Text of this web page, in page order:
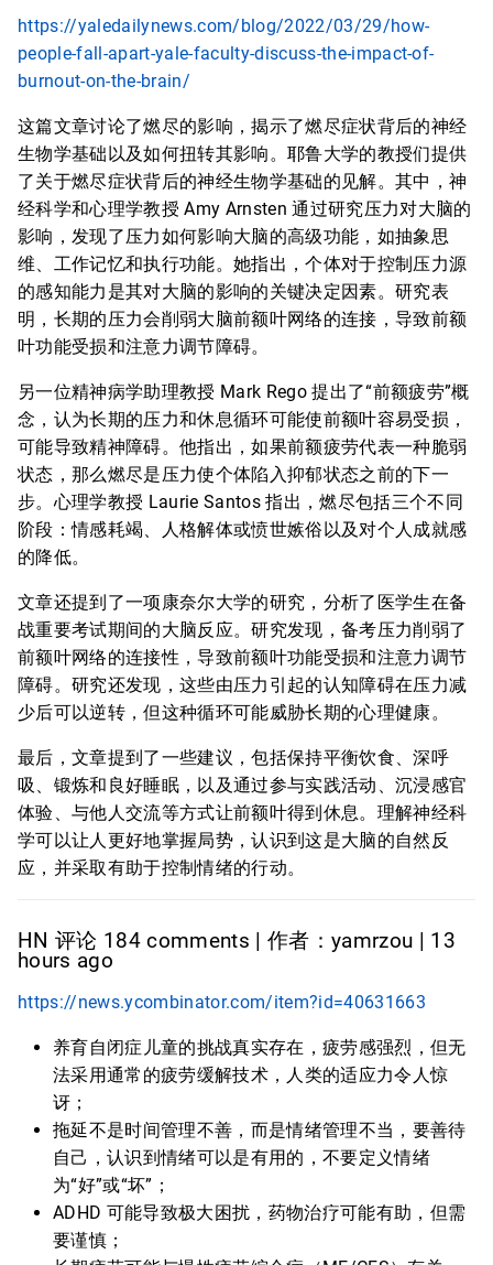
https://yaledailynews.com/blog/2022/03/29/how-
people-fall-apart-yale-faculty-discuss-the-impact-of-
burnout-on-the-brain/
这篇文章讨论了燃尽的影响，揭示了燃尽症状背后的神经
生物学基础以及如何扭转其影响。耶鲁大学的教授们提供
了关于燃尽症状背后的神经生物学基础的见解。其中，神
经科学和心理学教授 Amy Arnsten 通过研究压力对大脑的
影响，发现了压力如何影响大脑的高级功能，如抽象思
维、工作记忆和执行功能。她指出，个体对于控制压力源
的感知能力是其对大脑的影响的关键决定因素。研究表
明，长期的压力会削弱大脑前额叶网络的连接，导致前额
叶功能受损和注意力调节障碍。
另一位精神病学助理教授 Mark Rego 提出了“前额疲劳”概
念，认为长期的压力和休息循环可能使前额叶容易受损，
可能导致精神障碍。他指出，如果前额疲劳代表一种脆弱
状态，那么燃尽是压力使个体陷入抑郁状态之前的下一
步。心理学教授 Laurie Santos 指出，燃尽包括三个不同
阶段：情感耗竭、人格解体或愤世嫉俗以及对个人成就感
的降低。
文章还提到了一项康奈尔大学的研究，分析了医学生在备
战重要考试期间的大脑反应。研究发现，备考压力削弱了
前额叶网络的连接性，导致前额叶功能受损和注意力调节
障碍。研究还发现，这些由压力引起的认知障碍在压力减
少后可以逆转，但这种循环可能威胁长期的心理健康。
最后，文章提到了一些建议，包括保持平衡饮食、深呼
吸、锻炼和良好睡眠，以及通过参与实践活动、沉浸感官
体验、与他人交流等方式让前额叶得到休息。理解神经科
学可以让人更好地掌握局势，认识到这是大脑的自然反
应，并采取有助于控制情绪的行动。
HN 评论 184 comments | 作者：yamrzou | 13
hours ago
https://news.ycombinator.com/item?id=40631663
养育自闭症儿童的挑战真实存在，疲劳感强烈，但无
法采用通常的疲劳缓解技术，人类的适应力令人惊
讶；
拖延不是时间管理不善，而是情绪管理不当，要善待
自己，认识到情绪可以是有用的，不要定义情绪
为“好”或“坏”；
ADHD 可能导致极大困扰，药物治疗可能有助，但需
要谨慎；